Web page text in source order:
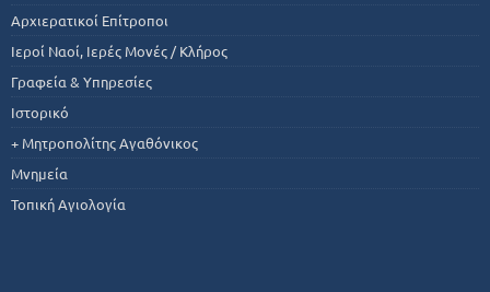
Αρχιερατικοί Επίτροποι
Ιεροί Ναοί, Ιερές Μονές / Κλήρος
Γραφεία & Υπηρεσίες
Ιστορικό
+ Μητροπολίτης Αγαθόνικος
Μνημεία
Τοπική Αγιολογία